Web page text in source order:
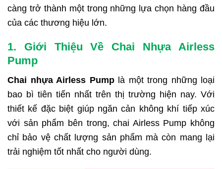
càng trở thành một trong những lựa chọn hàng đầu
của các thương hiệu lớn.
1. Giới Thiệu Về Chai Nhựa Airless
Pump
Chai nhựa Airless Pumplà một trong những loại
bao bì tiên tiến nhất trên thị trường hiện nay. Với
thiết kế đặc biệt giúp ngăn cản không khí tiếp xúc
với sản phẩm bên trong, chai Airless Pump không
chỉ bảo vệ chất lượng sản phẩm mà còn mang lại
trải nghiệm tốt nhất cho người dùng.